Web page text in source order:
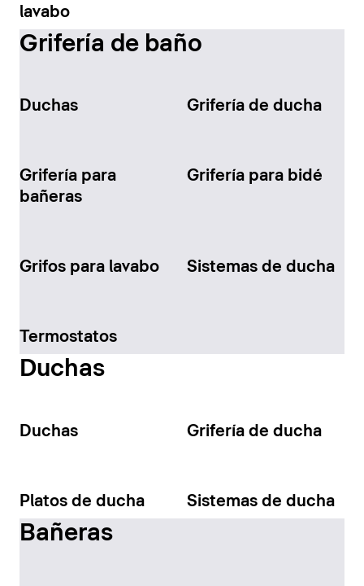
lavabo
Grifería de baño
Duchas Grifería de ducha
Grifería para
bañeras
Grifería para bidé
Grifos para lavabo Sistemas de ducha
Termostatos
Duchas
Duchas Grifería de ducha
Platos de ducha Sistemas de ducha
Bañeras